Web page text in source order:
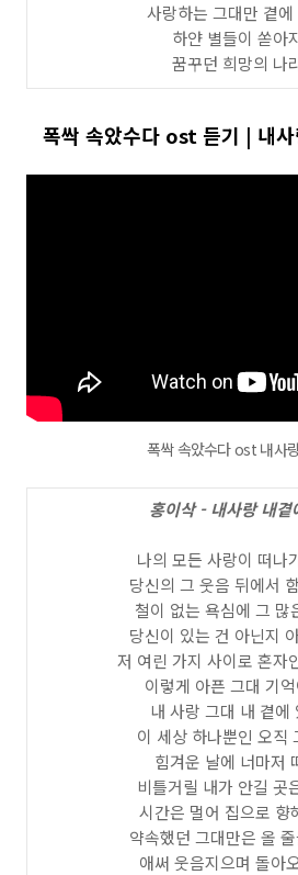
사랑하는 그대만 곁에
하얀 별들이 쏟아
꿈꾸던 희망의 나
폭싹 속았수다 ost 듣기 | 내
폭싹 속았수다 ost 내사
홍이삭 - 내사랑 내곁
나의 모든 사랑이 떠나
당신의 그 웃음 뒤에서
철이 없는 욕심에 그 많
당신이 있는 건 아닌지
저 여린 가지 사이로 혼자
이렇게 아픈 그대 기
내 사랑 그대 내 곁에
이 세상 하나뿐인 오직
힘겨운 날에 너마저
비틀거릴 내가 안길 곳
시간은 멀어 집으로 향
약속했던 그대만은 올
애써 웃음지으며 돌아